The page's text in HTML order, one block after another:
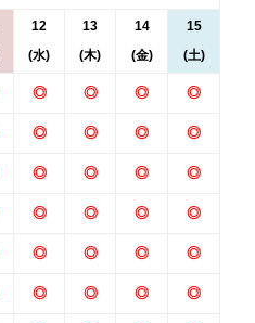
12
(水)
13
(木)
14
(金)
15
(土)
◎ ◎ ◎ ◎
◎ ◎ ◎ ◎
◎ ◎ ◎ ◎
◎ ◎ ◎ ◎
◎ ◎ ◎ ◎
◎ ◎ ◎ ◎